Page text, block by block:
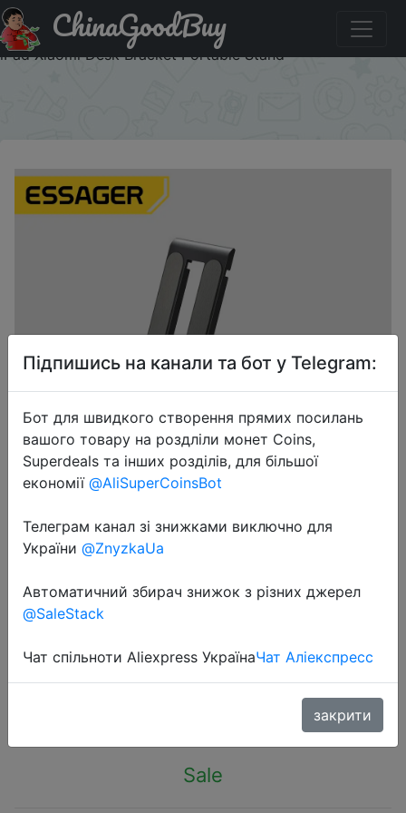
Придбати по знижці Essager Portable Desktop Holder
Foldable Mini Moblie Phone Stand For iPhone 13 Pro Max
iPad Xiaomi Desk Bracket Portable Stand
ChinaGoodBuy
2023-12-25
Essager Portable Desktop Holder
Foldable Mini Moblie Phone Stand
For iPhone 13 Pro Max iPad Xiaomi
Sale
Підпишись на канали та бот у Telegram:
Бот для швидкого створення прямих посилань
вашого товару на роздліли монет Coins,
Superdeals та інших розділів, для більшої
економії @AliSuperCoinsBot
Телеграм канал зі знижками виключно для
України @ZnyzkaUa
Автоматичний збирач знижок з різних джерел
@SaleStack
Чат спільноти Aliexpress УкраїнаЧат Аліекспресс
закрити